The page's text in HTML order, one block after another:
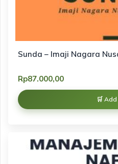
Sunda – Imaji Nagara
Rp87.000,00
Add